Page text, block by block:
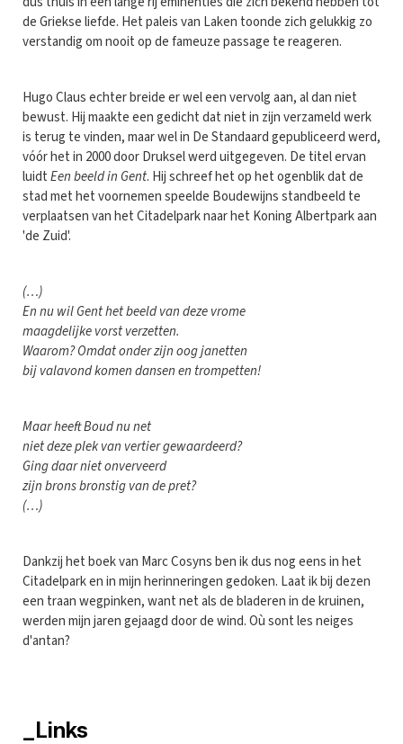
de Griekse liefde. Het paleis van Laken toonde zich gelukkig zo
verstandig om nooit op de fameuze passage te reageren.
Hugo Claus echter breide er wel een vervolg aan, al dan niet
bewust. Hij maakte een gedicht dat niet in zijn verzameld werk
is terug te vinden, maar wel in De Standaard gepubliceerd werd,
vóór het in 2000 door Druksel werd uitgegeven. De titel ervan
luidtEen beeld in Gent. Hij schreef het op het ogenblik dat de
stad met het voornemen speelde Boudewijns standbeeld te
verplaatsen van het Citadelpark naar het Koning Albertpark aan
'de Zuid'.
(…)
En nu wil Gent het beeld van deze vrome
maagdelijke vorst verzetten.
Waarom? Omdat onder zijn oog janetten
bij valavond komen dansen en trompetten!
Maar heeft Boud nu net
niet deze plek van vertier gewaardeerd?
Ging daar niet onverveerd
zijn brons bronstig van de pret?
(…)
Dankzij het boek van Marc Cosyns ben ik dus nog eens in het
Citadelpark en in mijn herinneringen gedoken. Laat ik bij dezen
een traan wegpinken, want net als de bladeren in de kruinen,
werden mijn jaren gejaagd door de wind. Où sont les neiges
d'antan?
_Links